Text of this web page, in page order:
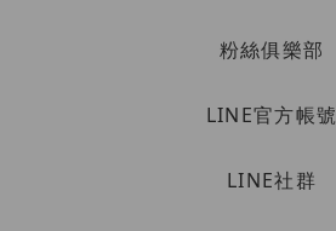
粉絲俱樂部
LINE官方帳號
LINE社群